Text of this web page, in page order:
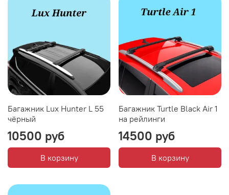
Багажник Lux Hunter L 55
чёрный
10500 руб
В корзину
Багажник Turtle Black Air 1
на рейлинги
14500 руб
В корзину